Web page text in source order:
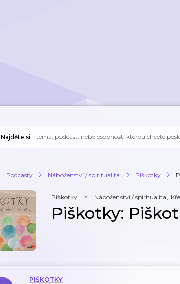
Najděte si:
Podcasty Náboženství / spiritualita Piškotky
Piškotky Náboženství / spiritualita,
Piškotky:
PIŠKOTKY